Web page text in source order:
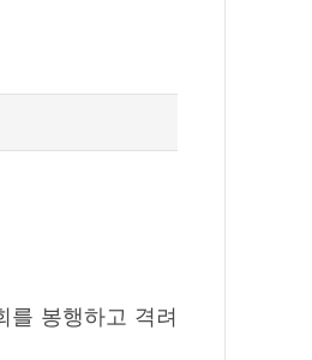
봉행하고 격려